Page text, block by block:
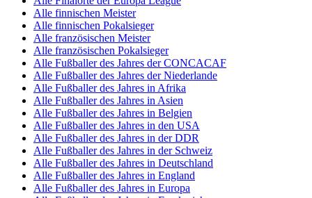
Alle finnischen Meister
Alle finnischen Pokalsieger
Alle französischen Meister
Alle französischen Pokalsieger
Alle Fußballer des Jahres der CONCACAF
Alle Fußballer des Jahres der Niederlande
Alle Fußballer des Jahres in Afrika
Alle Fußballer des Jahres in Asien
Alle Fußballer des Jahres in Belgien
Alle Fußballer des Jahres in den USA
Alle Fußballer des Jahres in der DDR
Alle Fußballer des Jahres in der Schweiz
Alle Fußballer des Jahres in Deutschland
Alle Fußballer des Jahres in England
Alle Fußballer des Jahres in Europa